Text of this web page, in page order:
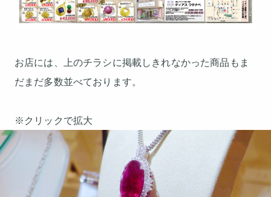
お店には、上のチラシに掲載しきれなかった商品もま
だまだ多数並べております。
※クリックで拡大